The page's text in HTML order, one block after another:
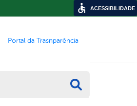
Portal da Trasnparência
ACESSIBILIDADE